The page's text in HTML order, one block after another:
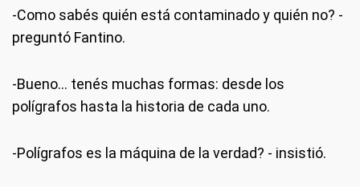
-Como sabés quién está contaminado y quién no? -
preguntó Fantino.
-Bueno... tenés muchas formas: desde los
polígrafos hasta la historia de cada uno.
-Polígrafos es la máquina de la verdad? - insistió.